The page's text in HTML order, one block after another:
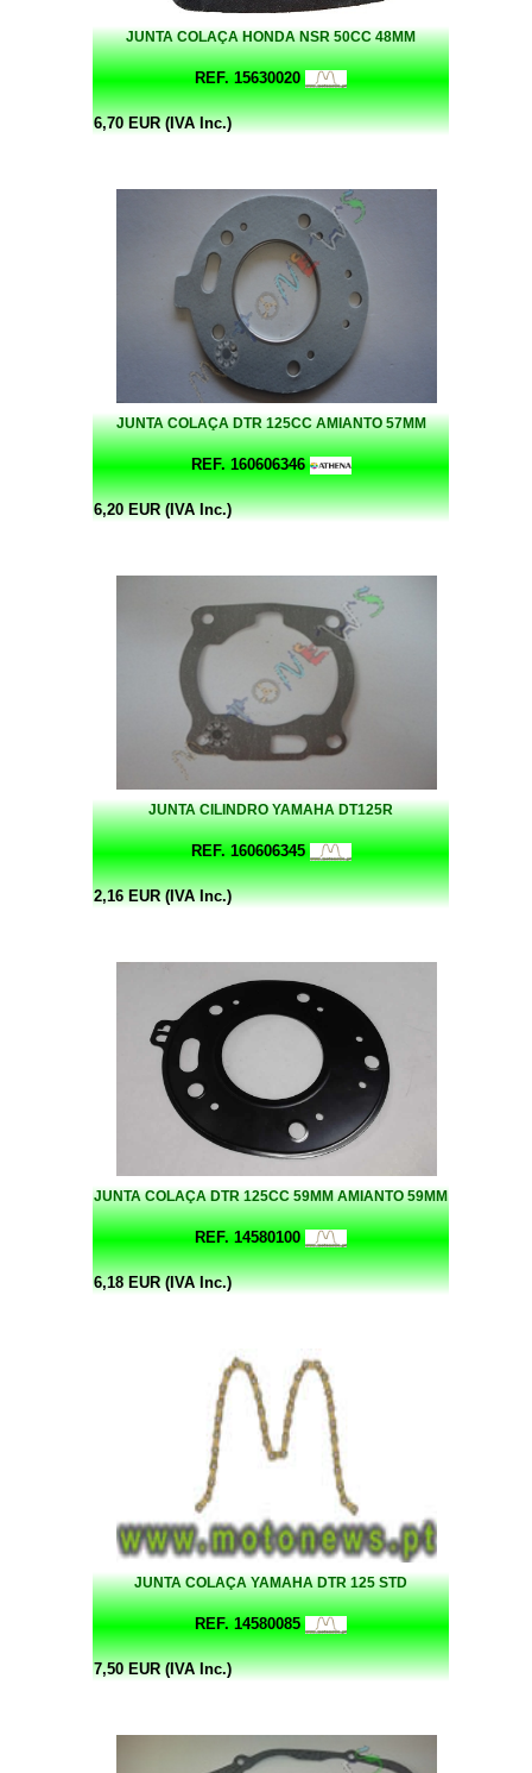
JUNTA COLAÇA HONDA NSR 50CC 48MM
REF. 15630020
6,70 EUR (IVA Inc.)
JUNTA COLAÇA DTR 125CC AMIANTO 57MM
REF. 160606346
6,20 EUR (IVA Inc.)
JUNTA CILINDRO YAMAHA DT125R
REF. 160606345
2,16 EUR (IVA Inc.)
JUNTA COLAÇA DTR 125CC 59MM AMIANTO 59MM
REF. 14580100
6,18 EUR (IVA Inc.)
JUNTA COLAÇA YAMAHA DTR 125 STD
REF. 14580085
7,50 EUR (IVA Inc.)